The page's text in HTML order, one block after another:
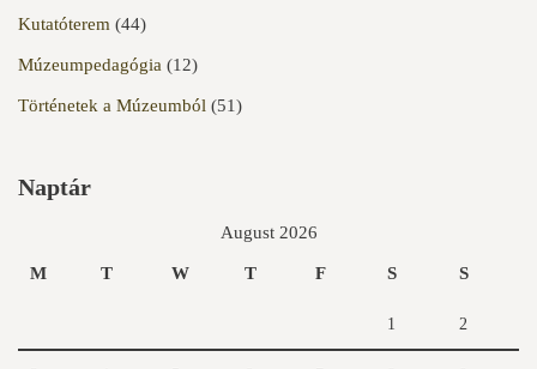
Kutatóterem (44)
Múzeumpedagógia (12)
Történetek a Múzeumból (51)
Naptár
August 2026
M T W T F S S
1 2